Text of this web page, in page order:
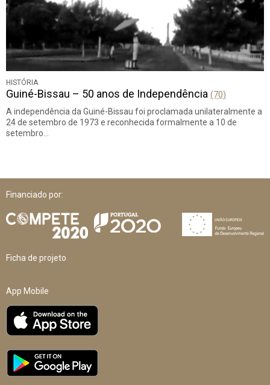
HISTÓRIA
Guiné-Bissau – 50 anos de Independência (70)
A independência da Guiné-Bissau foi proclamada unilateralmente a
24 de setembro de 1973 e reconhecida formalmente a 10 de
setembro…
Financiado por:
Ficha de projeto
App Mobile